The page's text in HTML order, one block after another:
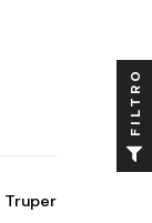
Truper
FILTRO